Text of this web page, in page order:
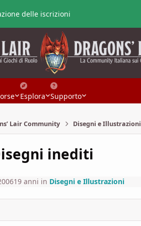
delle iscrizioni
Esplora Supporto
Lair Community Disegni e Illustrazioni
inediti
19 anni in Disegni e Illustrazioni